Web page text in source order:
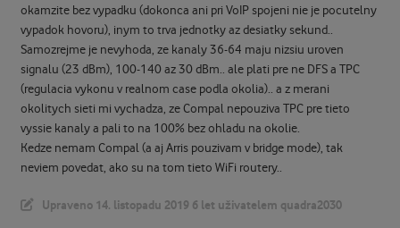
okamzite bez vypadku (dokonca ani pri VoIP spojeni nie je pocutelny
vypadok hovoru), inym to trva jednotky az desiatky sekund..
Samozrejme je nevyhoda, ze kanaly 36-64 maju nizsiu uroven
signalu (23 dBm), 100-140 az 30 dBm.. ale plati pre ne DFS a TPC
(regulacia vykonu v realnom case podla okolia).. a z merani
okolitych sieti mi vychadza, ze Compal nepouziva TPC pre tieto
vyssie kanaly a pali to na 100% bez ohladu na okolie.
Kedze nemam Compal (a aj Arris pouzivam v bridge mode), tak
neviem povedat, ako su na tom tieto WiFi routery..
Upraveno 14. listopadu 2019 6 let uživatelem quadra2030